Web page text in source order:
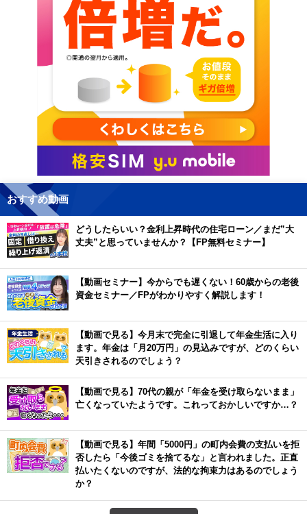
おすすめ動画
どうしたらいい？金利上昇時代の住宅ローン／まだ”大
丈夫”と思っていませんか？【FP無料セミナー】
【動画セミナー】今からでも遅くない！60歳からの老後
資金セミナー／FPがわかりやすく解説します！
【動画で見る】今月末で完全に引退して年金生活に入り
ます。年金は「月20万円」の見込みですが、どのくらい
天引きされるのでしょう？
【動画で見る】70代の親が「年金を受け取らないまま」
亡くなっていたようです。これっておかしいですか…？
【動画で見る】年間「5000円」の町内会費の支払いを拒
否したら「今後ゴミを捨てるな」と言われました。正直
払いたくないのですが、法的な拘束力はあるのでしょう
か？